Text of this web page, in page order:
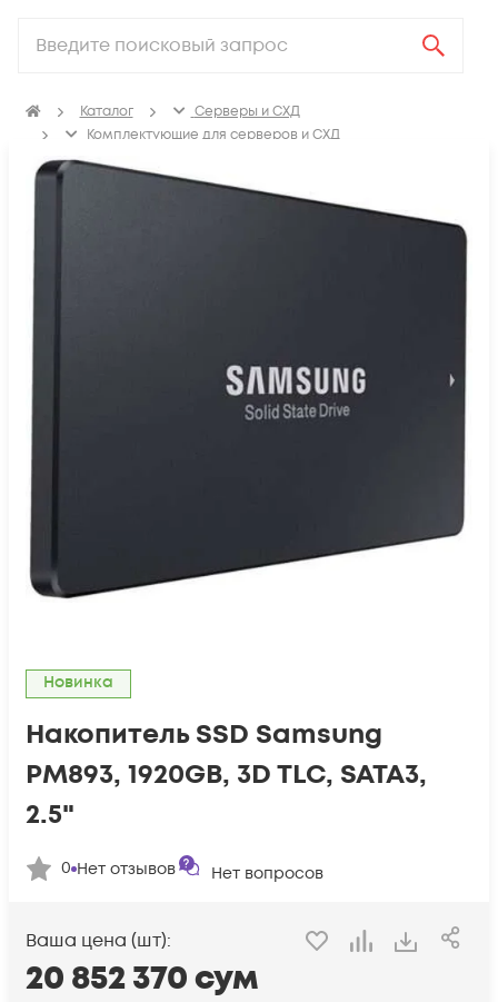
Каталог
Серверы и СХД
Комплектующие для серверов и СХД
Серверные SSD
Новинка
Накопитель SSD Samsung
PM893, 1920GB, 3D TLC, SATA3,
2.5"
0 Нет отзывов Нет вопросов
Ваша цена (шт):
20 852 370сум